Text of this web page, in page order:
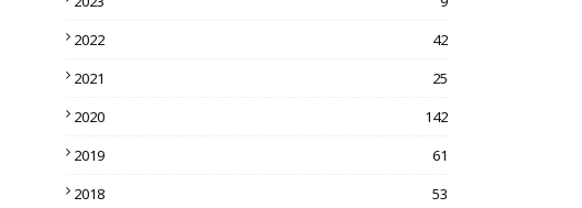
2022
42
2021
25
2020
142
2019
61
2018
53